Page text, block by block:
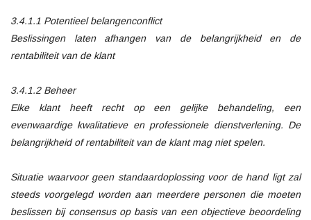
3.4.1.1 Potentieel belangenconflict
Beslissingen laten afhangen van de belangrijkheid en de
rentabiliteit van de klant
3.4.1.2 Beheer
Elke klant heeft recht op een gelijke behandeling, een
evenwaardige kwalitatieve en professionele dienstverlening. De
belangrijkheid of rentabiliteit van de klant mag niet spelen.
Situatie waarvoor geen standaardoplossing voor de hand ligt zal
steeds voorgelegd worden aan meerdere personen die moeten
beslissen bij consensus op basis van een objectieve beoordeling